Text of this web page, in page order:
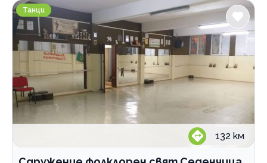
Сдружение фолклорен свят Седенчица Гео Милев
Танци
132 км